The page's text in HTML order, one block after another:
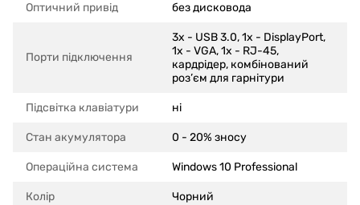
Оптичний привід без дисковода
Порти підключення
3x - USB 3.0, 1x - DisplayPort,
1x - VGA, 1х - RJ-45,
кардрідер, комбінований
роз’єм для гарнітури
Підсвітка клавіатури ні
Стан акумулятора 0 - 20% зносу
Операційна система Windows 10 Professional
Колір Чорний